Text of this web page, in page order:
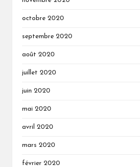
octobre 2020
septembre 2020
août 2020
juillet 2020
juin 2020
mai 2020
avril 2020
mars 2020
février 2020